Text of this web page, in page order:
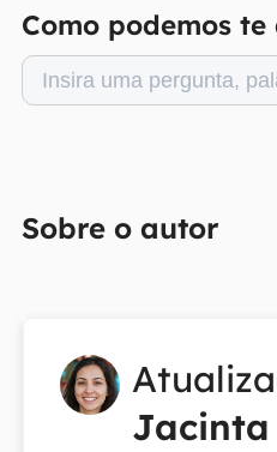
Como podemos
Sobre o autor
Jacinta